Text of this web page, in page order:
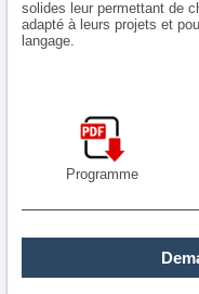
solides leur permettant de
adapté à leurs projets et
langage.
Programme